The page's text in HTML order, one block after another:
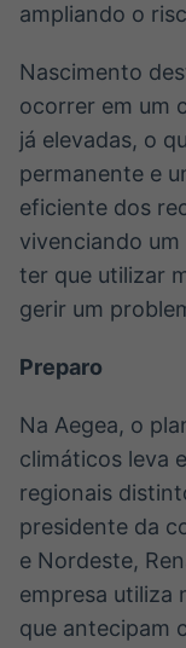
Soluções de
ampliando o
Nascimento
ocorrer em um
já elevadas, o
permanente e
eficiente dos
vivenciando
ter que utilizar
gerir um
Preparo
Na Aegea, o
climáticos leva
regionais
presidente da
e Nordeste,
empresa utiliza
que antecipam